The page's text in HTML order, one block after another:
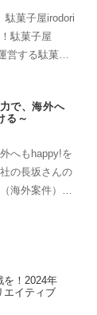
駄菓子屋irodori
駄菓子屋
営する駄菓子
した。
で、海外へ
る～
へもhappy!を
の長坂さんの
海外案件）で
を！2024年
エイティブ